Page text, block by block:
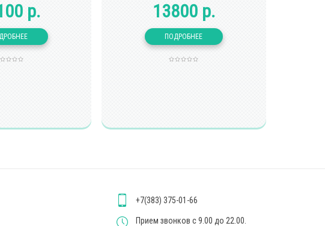
р. 13800 р.
+7(383) 375-01-66
Прием звонков с 9.00 до 22.00.